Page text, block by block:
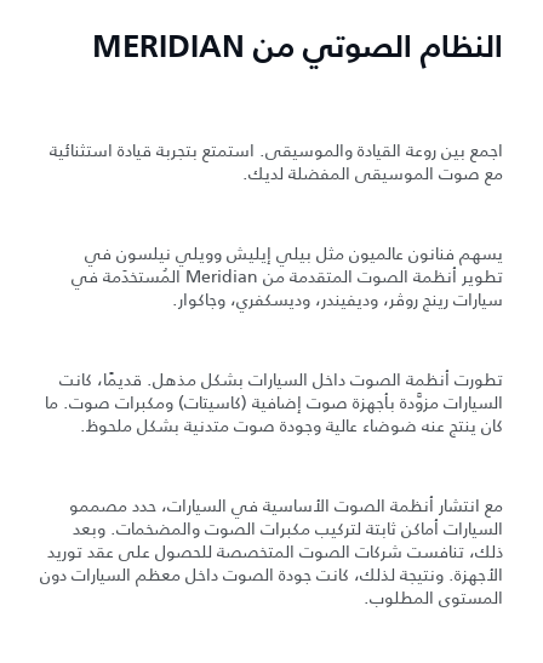
النظام الصوتي من MERIDIAN
اجمع بين روعة القيادة والموسيقى. استمتع بتجربة قيادة استثنائية
مع صوت الموسيقى المفضلة لديك.
يسهم فنانون عالميون مثل بيلي إيليش وويلي نيلسون في
تطوير أنظمة الصوت المتقدمة من Meridian المُستخدَمة في
سيارات رينج روڤر، وديفيندر، وديسكفري، وجاكوار.
تطورت أنظمة الصوت داخل السيارات بشكل مذهل. قديمًا، كانت
السيارات مزوَّدة بأجهزة صوت إضافية (كاسيتات) ومكبرات صوت. ما
كان ينتج عنه ضوضاء عالية وجودة صوت متدنية بشكل ملحوظ.
مع انتشار أنظمة الصوت الأساسية في السيارات، حدد مصممو
السيارات أماكن ثابتة لتركيب مكبرات الصوت والمضخمات. وبعد
ذلك، تنافست شركات الصوت المتخصصة للحصول على عقد توريد
الأجهزة. ونتيجة لذلك، كانت جودة الصوت داخل معظم السيارات دون
المستوى المطلوب.